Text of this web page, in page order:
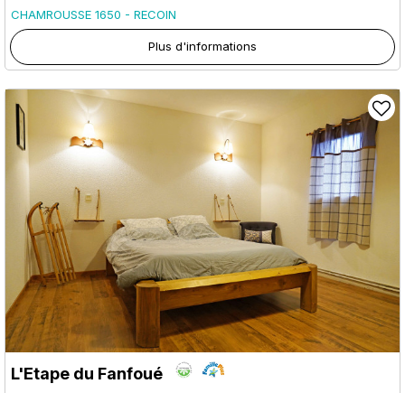
CHAMROUSSE 1650 - RECOIN
Plus d'informations
L'Etape du Fanfoué